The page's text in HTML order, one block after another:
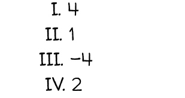
I. 4
II. 1
III. -
IV.